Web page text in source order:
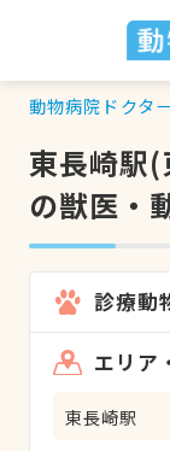
動物病院ドクタ
東長崎駅
の獣医・
診療動
エリア
東長崎駅